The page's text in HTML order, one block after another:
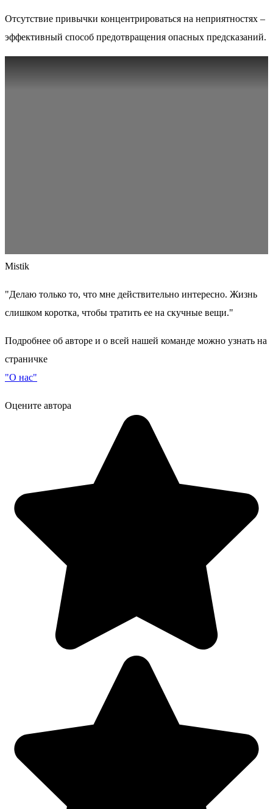
Отсутствие привычки концентрироваться на неприятностях –
эффективный способ предотвращения опасных предсказаний.
Mistik
"Делаю только то, что мне действительно интересно. Жизнь
слишком коротка, чтобы тратить ее на скучные вещи."
Подробнее об авторе и о всей нашей команде можно узнать на
страничке
"О нас"
Оцените автора